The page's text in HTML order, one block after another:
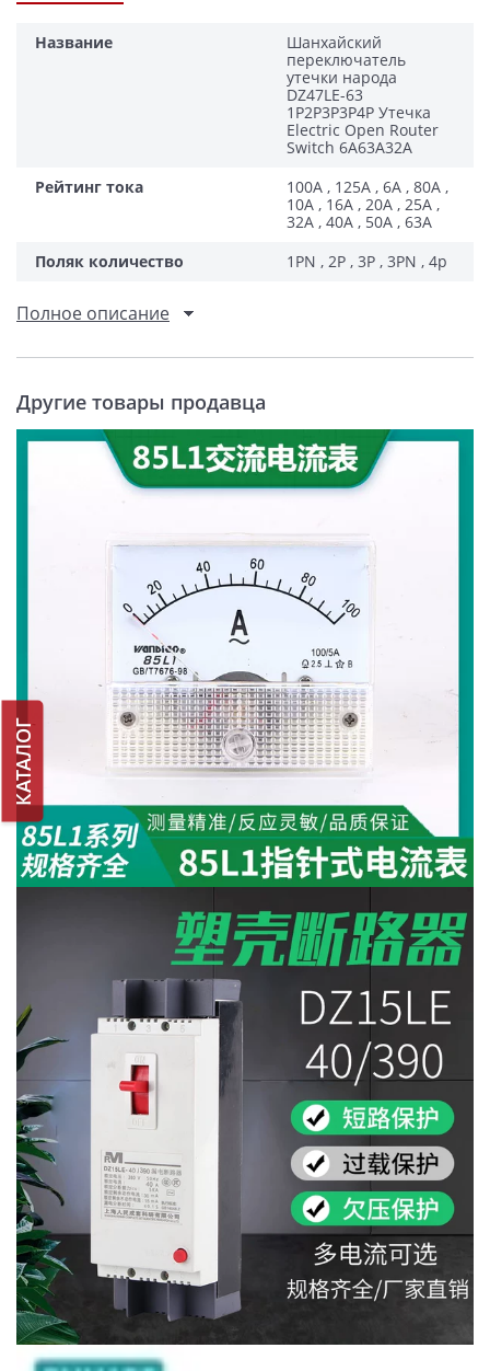
КАТАЛОГ
Название
Шанхайский
переключатель
утечки народа
DZ47LE-63
1P2P3P3P4P Утечка
Electric Open Router
Switch 6A63A32A
Рейтинг тока
100A , 125A , 6A , 80A ,
10A , 16A , 20A , 25A ,
32A , 40A , 50A , 63A
Поляк количество
1PN , 2P , 3P , 3PN , 4p
Полное описание
Другие товары продавца